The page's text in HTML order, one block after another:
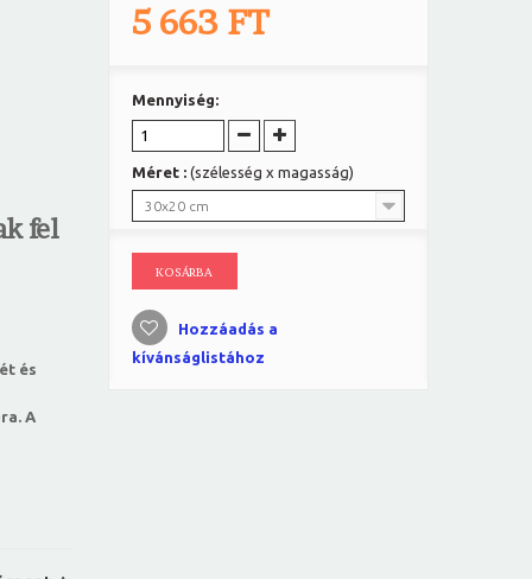
fel
és
A
5 663 FT
Mennyiség:
Méret : (szélesség x magasság)
30x20 cm
KOSÁRBA
Hozzáadás a
kívánságlistához